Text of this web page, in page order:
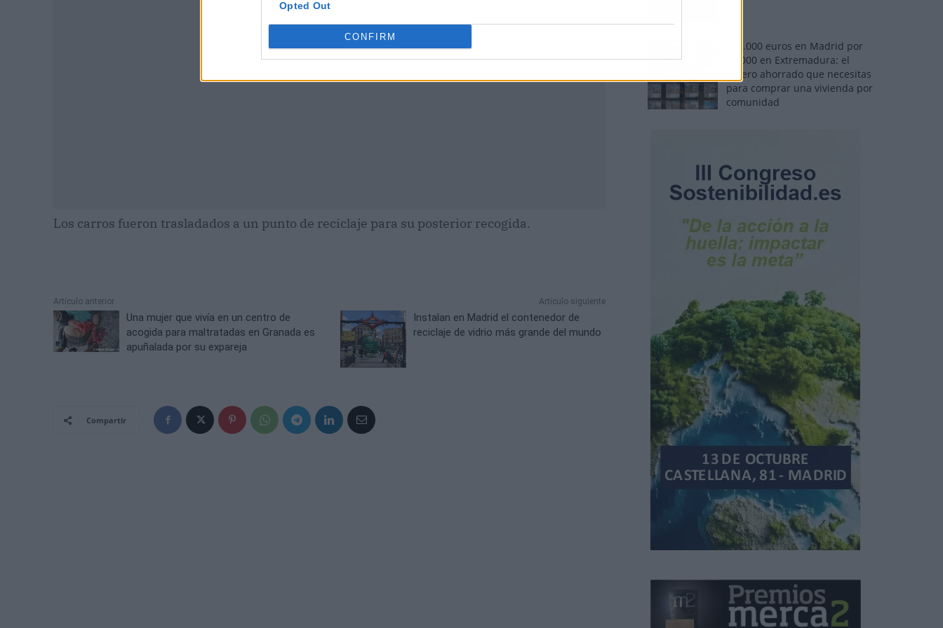
Opted Out
CONFIRM
Los carros fueron trasladados a un punto de reciclaje para su posterior recogida.
Artículo anterior
Una mujer que vivía en un centro de
acogida para maltratadas en Granada es
apuñalada por su expareja
Artículo siguiente
Instalan en Madrid el contenedor de
reciclaje de vidrio más grande del mundo
Compartir
110.000 euros en Madrid por
31.000 en Extremadura: el
dinero ahorrado que necesitas
para comprar una vivienda por
comunidad